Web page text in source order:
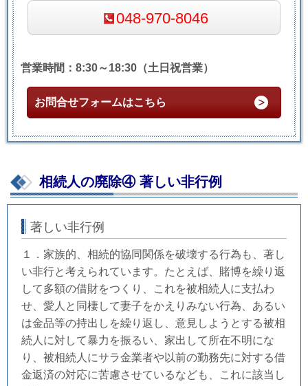
048-970-8046
営業時間：8:30～18:30（土日祝営業）
お問合せフォームはこちら
相続人の廃除④ 著しい非行例
著しい非行例
１．家族的、相続的協同関係を破壊する行為も、著し
い非行と考えられています。たとえば、賭博を繰り返
して多額の借財をつくり、これを被相続人に支払わ
せ、愛人と同棲して妻子をかえりみない行為、あるい
は金品等の持出しを繰り返し、意見しようとする被相
続人に対して暴力を振るい、家出して所在不明にな
り、被相続人にサラ金業者や以前の勤務先に対する借
金返済の対応に苦慮させているなども、これに該当し